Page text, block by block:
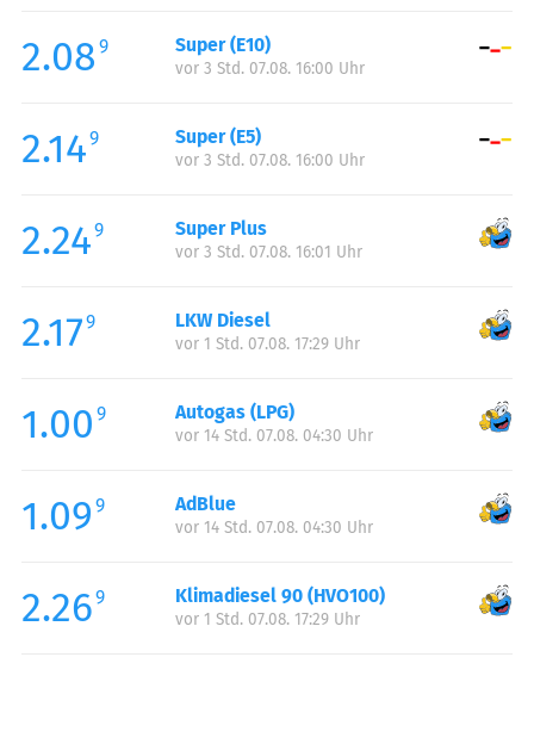
Samstag:
00:00-24:00
Sonntag:
2.08 9 Super (E10)
vor 3 Std. 07.08. 16:00 Uhr
2.149 Super (E5)
vor 3 Std. 07.08. 16:00 Uhr
2.249 Super Plus
vor 3 Std. 07.08. 16:01 Uhr
2.179 LKW Diesel
vor 1 Std. 07.08. 17:29 Uhr
1.00 9 Autogas (LPG)
vor 14 Std. 07.08. 04:30 Uhr
1.09 9 AdBlue
vor 14 Std. 07.08. 04:30 Uhr
2.269 Klimadiesel 90 (HVO100)
vor 1 Std. 07.08. 17:29 Uhr